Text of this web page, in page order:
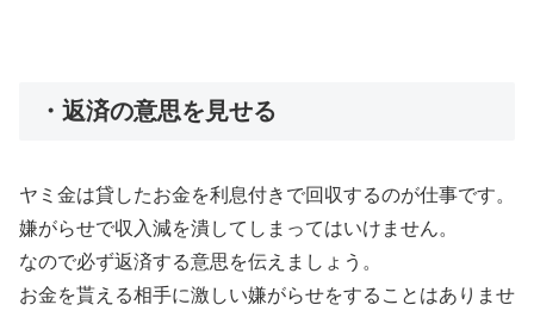
・返済の意思を見せる
ヤミ金は貸したお金を利息付きで回収するのが仕事です。
嫌がらせで収入減を潰してしまってはいけません。
なので必ず返済する意思を伝えましょう。
お金を貰える相手に激しい嫌がらせをすることはありませ